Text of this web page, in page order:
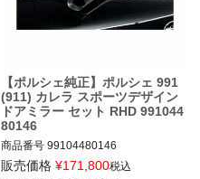
【ポルシェ純正】ポルシェ 991
(911) カレラ スポーツデザイン
ドアミラー セット RHD 991044
80146
商品番号 99104480146
販売価格 ¥171,800税込